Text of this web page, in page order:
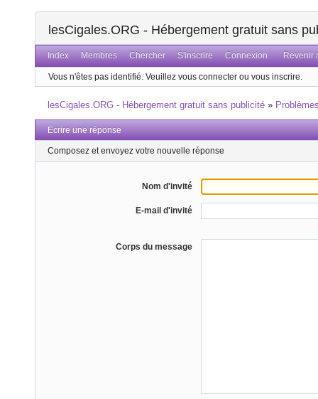
lesCigales.ORG - Hébergement gratuit sans
Index Membres Chercher S'inscrire Connexion Revenir
Vous n'êtes pas identifié. Veuillez vous connecter ou vous inscrire.
lesCigales.ORG - Hébergement gratuit sans publicité »
Ecrire une réponse
Composez et envoyez votre nouvelle réponse
Nom d'invité
E-mail d'invité
Corps du message